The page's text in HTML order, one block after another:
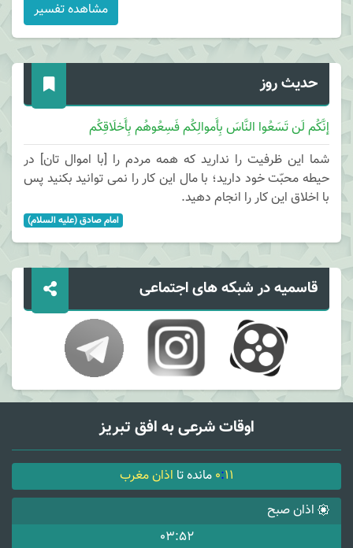
مشاهده تفسیر
حدیث روز
إنَّکُم لَن تَسَعُوا النَّاسَ بِأَموالِکُم فَسِعُوهُم بِأَخلَاقِکُم
شما این ظرفیت را ندارید که همه مردم را [با اموال تان] در
حیطه محبّت خود دارید؛ با مال این کار را نمی توانید بکنید پس
با اخلاق این کار را انجام دهید.
امام صادق (علیه السلام)
قاسمیه در شبکه های اجتماعی
اوقات شرعی به افق تبریز
0:11 مانده تا اذان مغرب
اذان صبح
03:52